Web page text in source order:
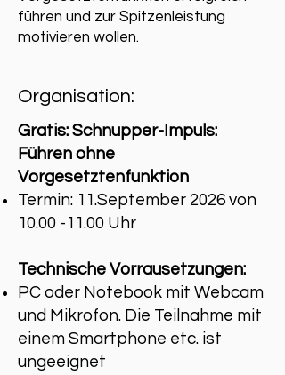
führen und zur Spitzenleistung
motivieren wollen.
Organisation:
Gratis: Schnupper-Impuls:
Führen ohne
Vorgesetztenfunktion
Termin: 11.September 2026 von
10.00 -11.00 Uhr
Technische Vorrausetzungen:
PC oder Notebook mit Webcam
und Mikrofon. Die Teilnahme mit
einem Smartphone etc. ist
ungeeignet